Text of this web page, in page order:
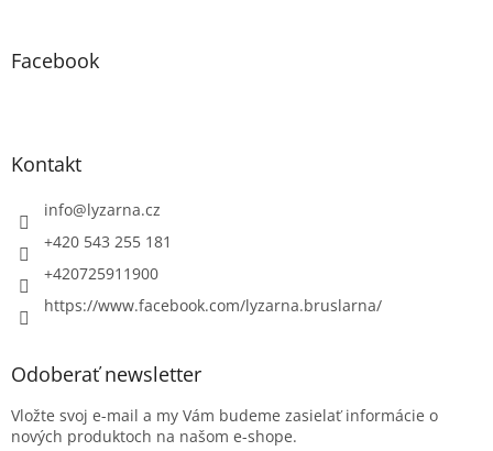
Facebook
Kontakt
info@lyzarna.cz
+420 543 255 181
+420725911900
https://www.facebook.com/lyzarna.bruslarna/
Odoberať newsletter
Vložte svoj e-mail a my Vám budeme zasielať informácie o
nových produktoch na našom e-shope.